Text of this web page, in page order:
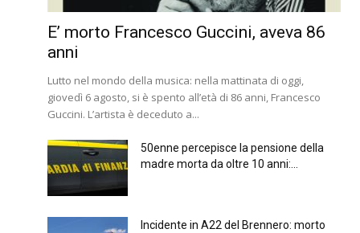
E’ morto Francesco Guccini, aveva 86
anni
Lutto nel mondo della musica: nella mattinata di oggi,
giovedì 6 agosto, si è spento all’età di 86 anni, Francesco
Guccini. L’artista è deceduto a...
50enne percepisce la pensione della
madre morta da oltre 10 anni:...
Incidente in A22 del Brennero: morto